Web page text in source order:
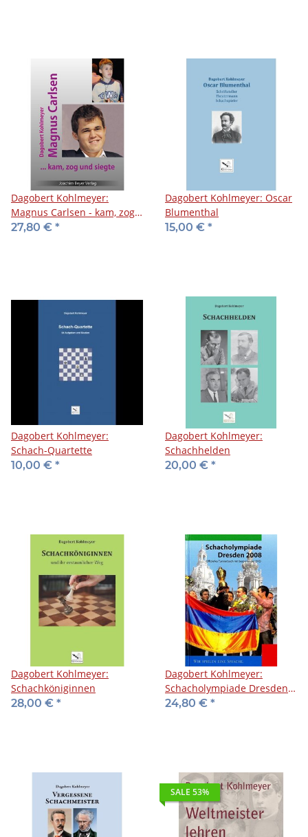
Dagobert Kohlmeyer:
Magnus Carlsen - kam, zog
und siegte
27,80 € *
Dagobert Kohlmeyer: Oscar
Blumenthal
15,00 € *
Dagobert Kohlmeyer:
Schach-Quartette
10,00 € *
Dagobert Kohlmeyer:
Schachhelden
20,00 € *
Dagobert Kohlmeyer:
Schachköniginnen
28,00 € *
Dagobert Kohlmeyer:
Schacholympiade Dresden
2008
24,80 € *
SALE 53%